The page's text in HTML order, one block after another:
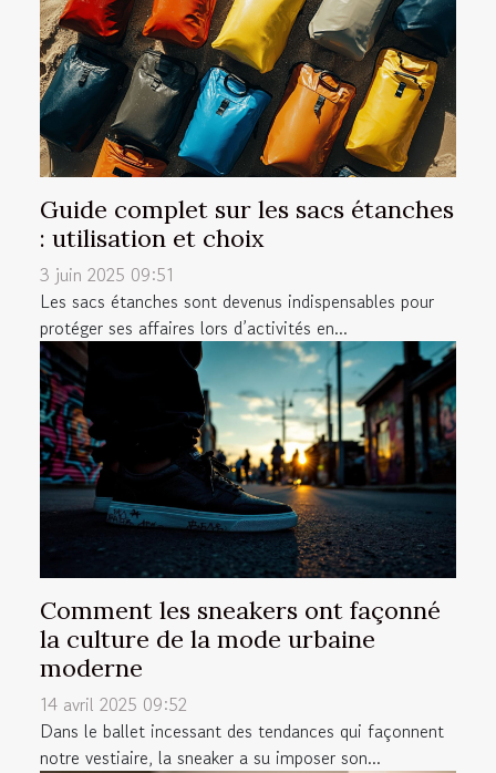
Guide complet sur les sacs étanches
: utilisation et choix
3 juin 2025 09:51
Les sacs étanches sont devenus indispensables pour
protéger ses affaires lors d’activités en...
Comment les sneakers ont façonné
la culture de la mode urbaine
moderne
14 avril 2025 09:52
Dans le ballet incessant des tendances qui façonnent
notre vestiaire, la sneaker a su imposer son...